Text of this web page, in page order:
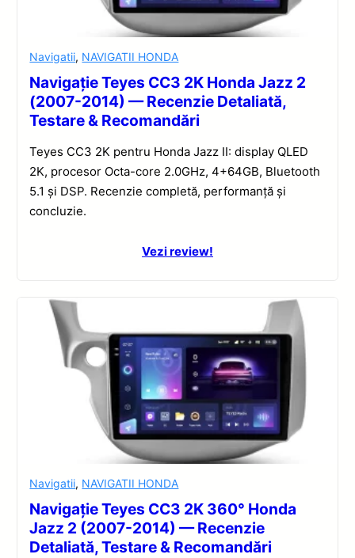
Navigatii, NAVIGATII HONDA
Navigație Teyes CC3 2K Honda Jazz 2
(2007-2014) — Recenzie Detaliată,
Testare & Recomandări
Teyes CC3 2K pentru Honda Jazz II: display QLED
2K, procesor Octa-core 2.0GHz, 4+64GB, Bluetooth
5.1 și DSP. Recenzie completă, performanță și
concluzie.
Vezi review!
Navigatii, NAVIGATII HONDA
Navigație Teyes CC3 2K 360° Honda
Jazz 2 (2007-2014) — Recenzie
Detaliată, Testare & Recomandări